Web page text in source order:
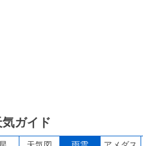
ガイド